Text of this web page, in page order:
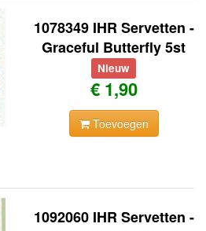
1078349 IHR Servetten -
Graceful Butterfly 5st
Nieuw
€ 1,90
Toevoegen
1092060 IHR Servetten -